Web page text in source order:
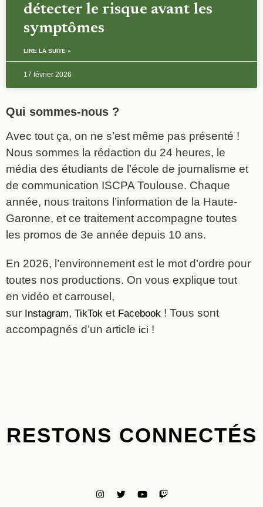
détecter le risque avant les
symptômes
LIRE LA SUITE »
17 février 2026
Qui sommes-nous ?
Avec tout ça, on ne s’est même pas présenté !
Nous sommes la rédaction du 24 heures, le
média des étudiants de l’école de journalisme et
de communication ISCPA Toulouse. Chaque
année, nous traitons l’information de la Haute-
Garonne, et ce traitement accompagne toutes
les promos de 3e année depuis 10 ans.
En 2026, l’environnement est le mot d’ordre pour
toutes nos productions. On vous explique tout
en vidéo et carrousel,
sur Instagram, TikTok et Facebook ! Tous sont
accompagnés d’un article ici !
RESTONS CONNECTÉS